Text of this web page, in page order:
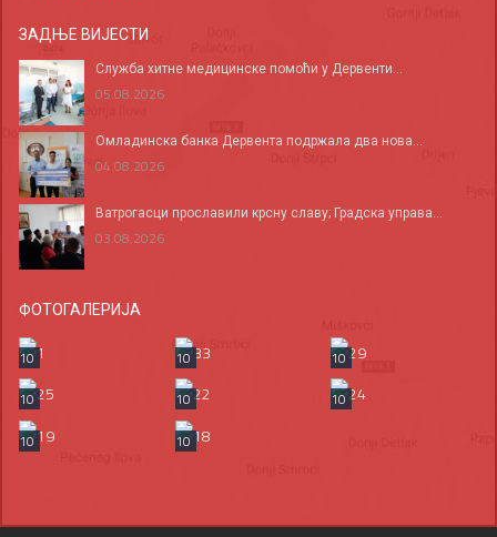
ЗАДЊЕ ВИЈЕСТИ
Служба хитне медицинске помоћи у Дервенти...
05.08.2026
Омладинска банка Дервента подржала два нова...
04.08.2026
Ватрогасци прославили крсну славу; Градска управа...
03.08.2026
ФОТОГАЛЕРИЈА
10 10
10
10
10
10
10
10